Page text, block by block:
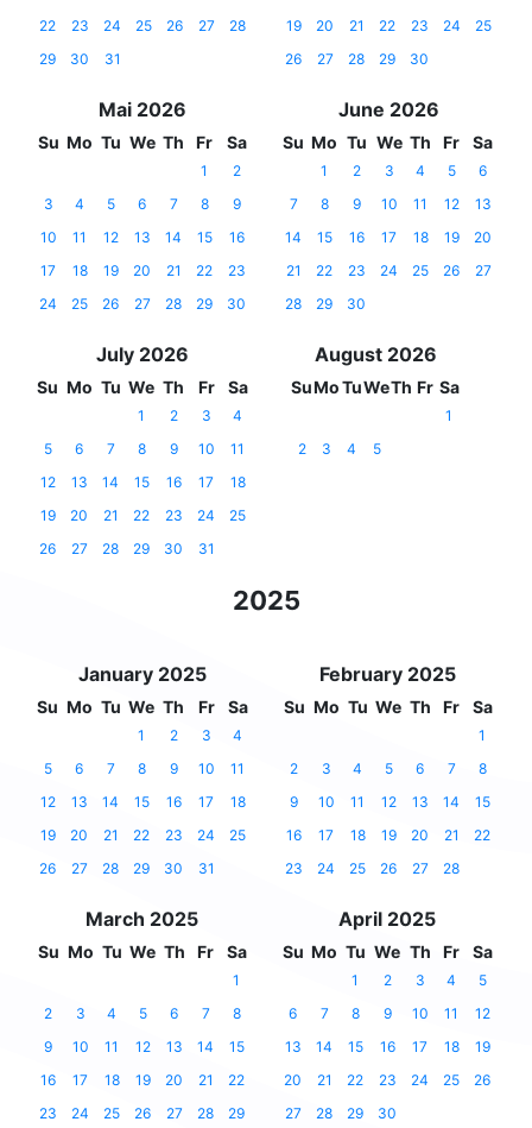
22
23 24 25 26 27
28
29
30 31
19
20 21 22 23 24
25
26
27 28 29 30
Mai 2026
Su Mo Tu We Th Fr Sa
1
2
3
4 5 6 7 8
9
10
11 12 13 14 15
16
17
18 19 20 21 22
23
24
25 26 27 28 29 30
June 2026
Su Mo Tu We Th Fr Sa
1 2 3 4 5
6
7
8 9 10 11 12
13
14
15 16 17 18 19
20
21
22 23 24 25 26
27
28
29 30
July 2026
Su Mo Tu We Th Fr Sa
1 2 3
4
5
6 7 8 9 10
11
12
13 14 15 16 17
18
19
20 21 22 23 24
25
26
27 28 29 30 31
August 2026
SuMoTuWeTh Fr Sa
1
2
3 4 5
2025
January 2025
Su Mo Tu We Th Fr Sa
1 2 3
4
5
6 7 8 9 10
11
12
13 14 15 16 17
18
19
20 21 22 23 24
25
26
27 28 29 30 31
February 2025
Su Mo Tu We Th Fr Sa
1
2
3 4 5 6 7
8
9
10 11 12 13 14
15
16
17 18 19 20 21
22
23
24 25 26 27 28
March 2025
Su Mo Tu We Th Fr Sa
1
2
3 4 5 6 7
8
9
10 11 12 13 14
15
16
17 18 19 20 21
22
23
24 25 26 27 28 29
April 2025
Su Mo Tu We Th Fr Sa
1 2 3 4
5
6
7 8 9 10 11
12
13
14 15 16 17 18
19
20
21 22 23 24 25
26
27
28 29 30